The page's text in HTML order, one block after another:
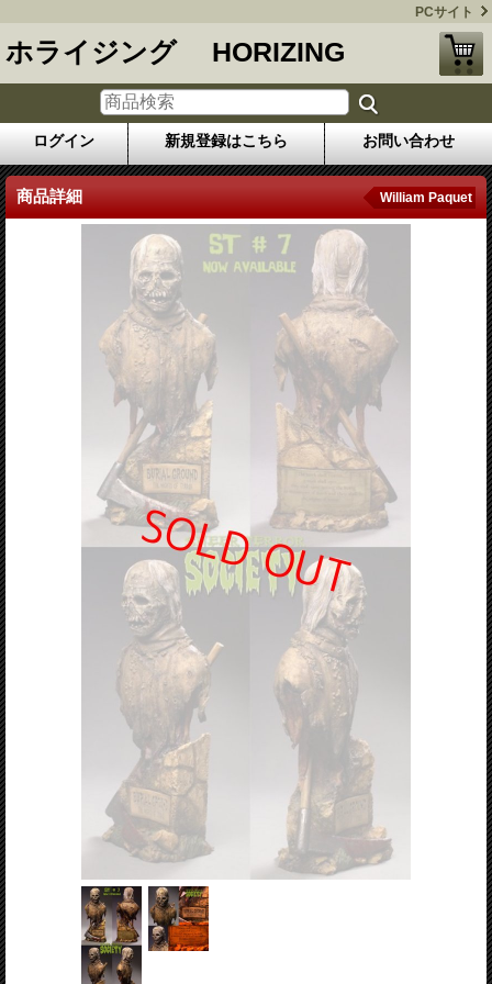
PCサイト
ホライジング HORIZING
ログイン 新規登録はこちら お問い合わせ
商品詳細 William Paquet